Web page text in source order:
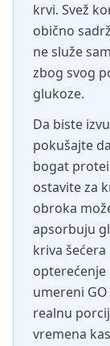
krvi. Svež
obično
ne služe
zbog svog
glukoze.
Da biste
pokušajte
bogat
ostavite za
obroka
apsorbuju
kriva
opterećenje
umereni
realnu
vremena